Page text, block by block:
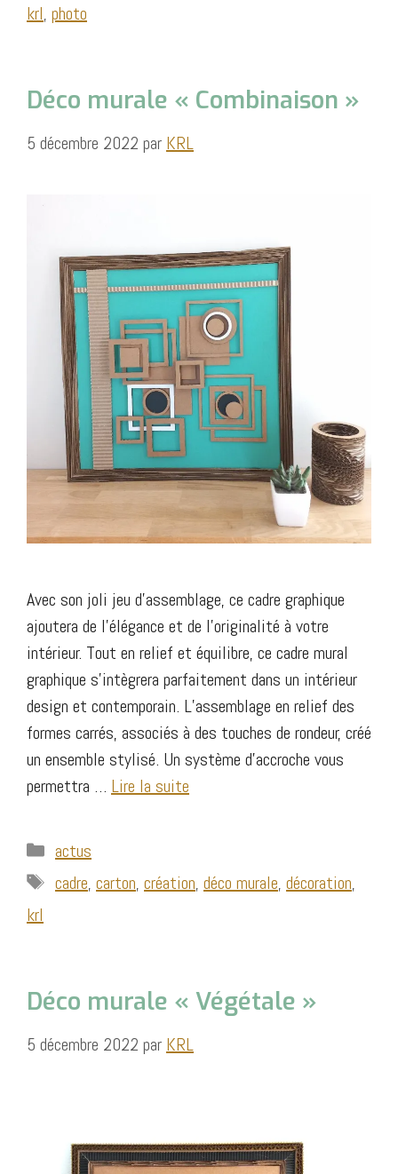
krl, photo
Déco murale « Combinaison »
5 décembre 2022 par KRL
Avec son joli jeu d’assemblage, ce cadre graphique
ajoutera de l’élégance et de l’originalité à votre
intérieur. Tout en relief et équilibre, ce cadre mural
graphique s’intègrera parfaitement dans un intérieur
design et contemporain. L’assemblage en relief des
formes carrés, associés à des touches de rondeur, créé
un ensemble stylisé. Un système d’accroche vous
permettra … Lire la suite
Catégories
actus
Étiquettes
cadre, carton, création, déco murale, décoration,
krl
Déco murale « Végétale »
5 décembre 2022 par KRL